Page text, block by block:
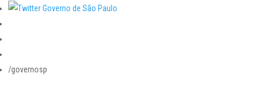
/governosp